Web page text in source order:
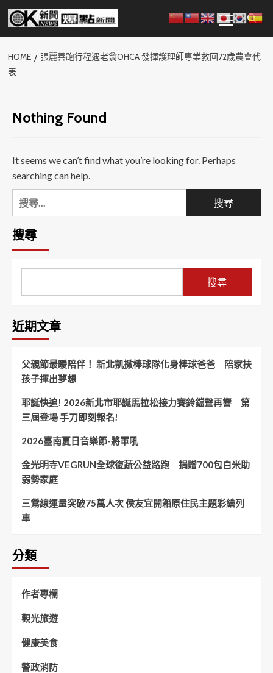
Skip
content
Menu
HOME
張麗善跑行程遇老翁OHCA 發揮護理師專業救回72歲農會代
表
Nothing Found
It seems we can’t find what you’re looking for. Perhaps
searching can help.
搜
尋
關
鍵
搜尋
搜尋
近期文章
父親節最暖陪伴！ 新北凱撒棒球隊化身棒球爸爸 陪家扶
孩子揮出夢想
耶誕快追! 2026新北市耶誕馬拉松接力賽鈴鐺聲再響 第
三屆登場 手刀即刻報名!
2026臺南夏日音樂節-將軍吼
金光明寺VEGRUN全球復蔬公益路跑 捐贈700包白米助
弱勢家庭
三鶯線運量突破75萬人次 侯友宜開箱原住民主題彩繪列
車
分類
作者專欄
觀光旅遊
健康美食
警政消防